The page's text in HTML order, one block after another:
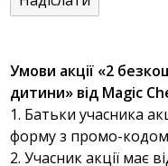
Умови акції «2
дитини» від Magic
1. Батьки учасника
форму з промо-кодом
2. Учасник акції має